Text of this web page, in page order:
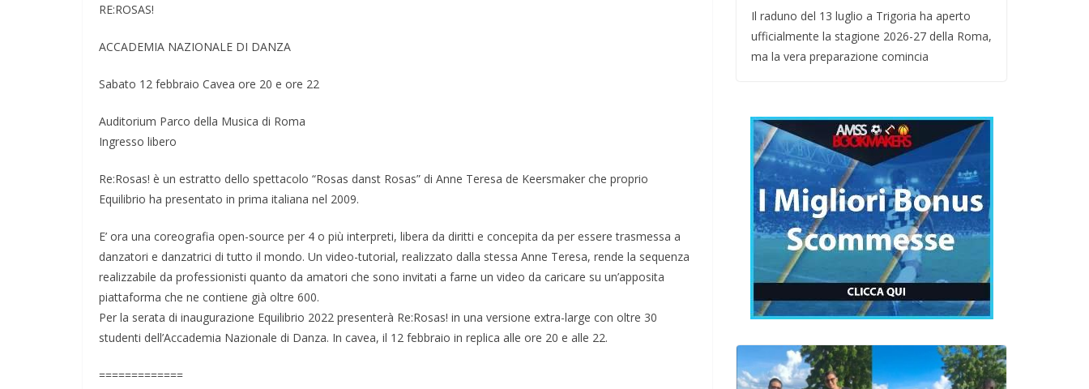
RE:ROSAS!
ACCADEMIA NAZIONALE DI DANZA
Sabato 12 febbraio Cavea ore 20 e ore 22
Auditorium Parco della Musica di Roma
Ingresso libero
Re:Rosas! è un estratto dello spettacolo “Rosas danst Rosas” di Anne Teresa de Keersmaker che proprio
Equilibrio ha presentato in prima italiana nel 2009.
E’ ora una coreografia open-source per 4 o più interpreti, libera da diritti e concepita da per essere trasmessa a
danzatori e danzatrici di tutto il mondo. Un video-tutorial, realizzato dalla stessa Anne Teresa, rende la sequenza
realizzabile da professionisti quanto da amatori che sono invitati a farne un video da caricare su un’apposita
piattaforma che ne contiene già oltre 600.
Per la serata di inaugurazione Equilibrio 2022 presenterà Re:Rosas! in una versione extra-large con oltre 30
studenti dell’Accademia Nazionale di Danza. In cavea, il 12 febbraio in replica alle ore 20 e alle 22.
=============
Il raduno del 13 luglio a Trigoria ha aperto
ufficialmente la stagione 2026-27 della Roma,
ma la vera preparazione comincia